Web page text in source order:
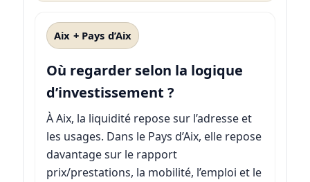
Aix + Pays d’Aix
Où regarder selon la logique
d’investissement ?
À Aix, la liquidité repose sur l’adresse et
les usages. Dans le Pays d’Aix, elle repose
davantage sur le rapport
prix/prestations, la mobilité, l’emploi et le